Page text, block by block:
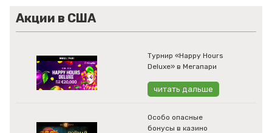
Акции в США
Турнир «Happy Hours
Deluxe» в Мегапари
читать дальше
Особо опасные
бонусы в казино